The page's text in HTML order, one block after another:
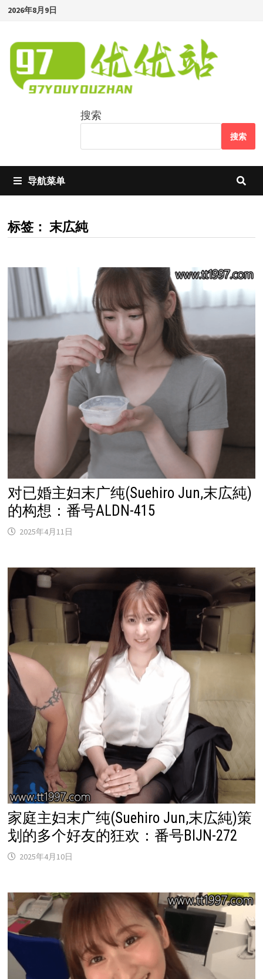
Skip
content
2026年8月9日
搜索
搜索
导航菜单
标签： 末広純
对已婚主妇末广纯(Suehiro Jun,末広純)
的构想：番号ALDN-415
2025年4月11日
家庭主妇末广纯(Suehiro Jun,末広純)策
划的多个好友的狂欢：番号BIJN-272
2025年4月10日